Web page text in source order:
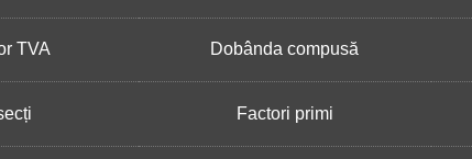
TVA Dobânda compusă
Factori primi